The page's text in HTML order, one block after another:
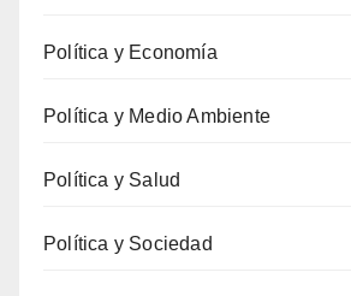
Política y Economía
Política y Medio Ambiente
Política y Salud
Política y Sociedad